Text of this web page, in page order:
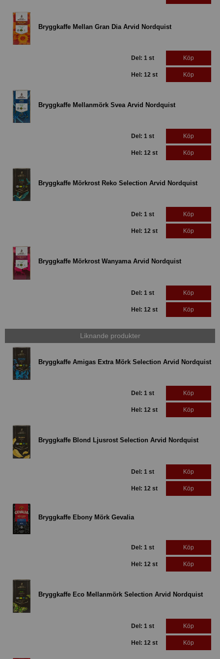
Bryggkaffe Mellan Gran Dia Arvid Nordquist
Del: 1 st Köp
Hel: 12 st Köp
Bryggkaffe Mellanmörk Svea Arvid Nordquist
Del: 1 st Köp
Hel: 12 st Köp
Bryggkaffe Mörkrost Reko Selection Arvid Nordquist
Del: 1 st Köp
Hel: 12 st Köp
Bryggkaffe Mörkrost Wanyama Arvid Nordquist
Del: 1 st Köp
Hel: 12 st Köp
Liknande produkter
Bryggkaffe Amigas Extra Mörk Selection Arvid Nordquist
Del: 1 st Köp
Hel: 12 st Köp
Bryggkaffe Blond Ljusrost Selection Arvid Nordquist
Del: 1 st Köp
Hel: 12 st Köp
Bryggkaffe Ebony Mörk Gevalia
Del: 1 st Köp
Hel: 12 st Köp
Bryggkaffe Eco Mellanmörk Selection Arvid Nordquist
Del: 1 st Köp
Hel: 12 st Köp